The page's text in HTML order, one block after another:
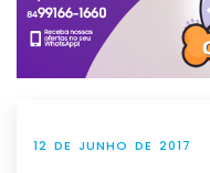
12 DE JUNHO DE 2017